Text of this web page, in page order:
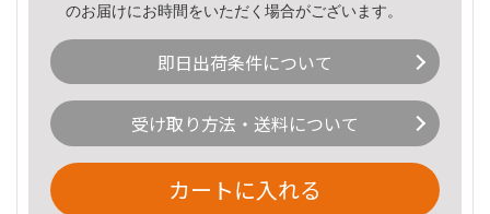
のお届けにお時間をいただく場合がございます。
即日出荷条件について
受け取り方法・送料について
カートに入れる